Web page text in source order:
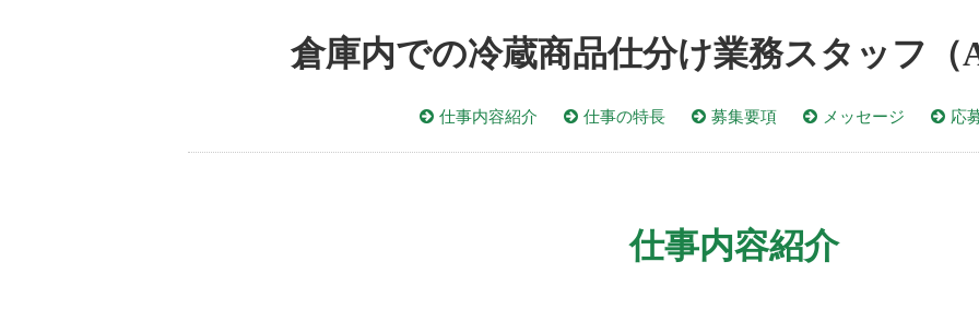
倉庫内での冷蔵商品仕分け業務スタッフ（
仕事内容紹介 仕事の特長 募集要項 メッセージ 応
仕事内容紹介